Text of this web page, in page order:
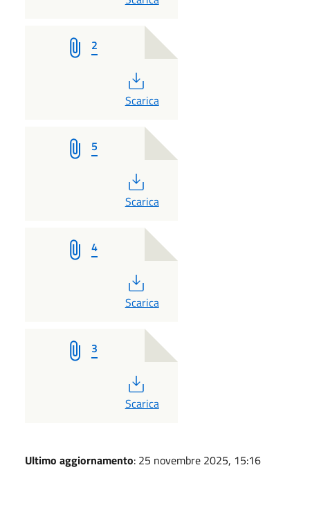
2
PDF
Scarica
5
PDF
Scarica
4
PDF
Scarica
3
PDF
Scarica
Ultimo aggiornamento: 25 novembre 2025, 15:16